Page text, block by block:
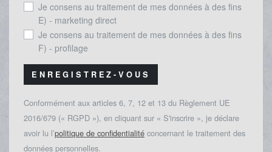
Je consens au traitement de mes données à des fins
E) - marketing direct
Je consens au traitement de mes données à des fins
F) - profilage
ENREGISTREZ-VOUS
Conformément aux articles 6, 7, 12 et 13 du Règlement UE
2016/679 (« RGPD »), en cliquant sur « S'inscrire », je déclare
avoir lu l’politique de confidentialité concernant le traitement des
données personnelles.